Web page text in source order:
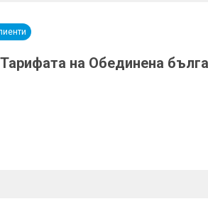
на Обединена